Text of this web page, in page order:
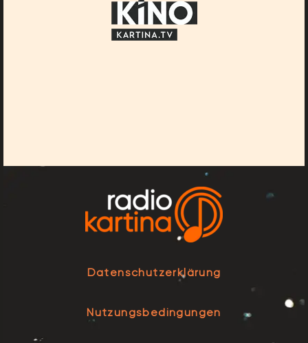
Datenschutzerklärung
Nutzungsbedingungen